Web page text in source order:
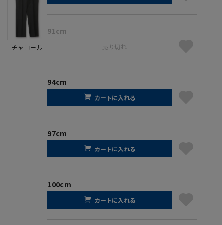
チャコール
91cm
売り切れ
94cm
カートに入れる
97cm
カートに入れる
100cm
カートに入れる